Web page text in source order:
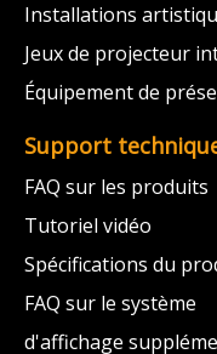
Installations
Jeux de projecteur
Équipement de
Support
FAQ sur les produits
Tutoriel vidéo
Spécifications du
FAQ sur le système
d'affichage